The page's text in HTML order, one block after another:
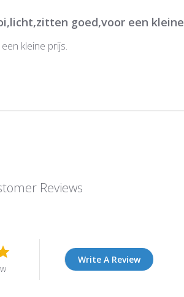
goed,voor een kleine
kleine prijs.
Reviews
Write A Review